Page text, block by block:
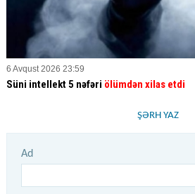
6 Avqust 2026 23:59
Süni intellekt 5 nəfəri ölümdən xilas etdi
ŞƏRH YAZ
Ad